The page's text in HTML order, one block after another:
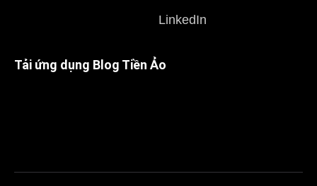
LinkedIn
Tải ứng dụng Blog Tiền Ảo